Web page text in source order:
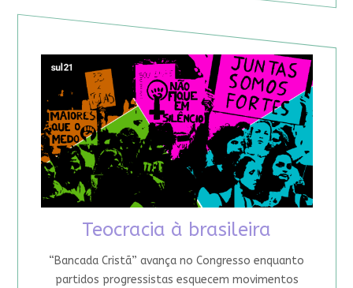
Teocracia à brasileira
“Bancada Cristã” avança no Congresso enquanto
partidos progressistas esquecem movimentos